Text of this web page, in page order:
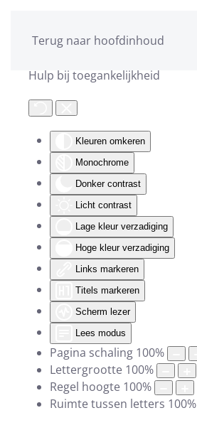
Hulp bij toegankelijkheid
Kleuren omkeren
Monochrome
Donker contrast
Licht contrast
Lage kleur verzadiging
Hoge kleur verzadiging
Links markeren
Titels markeren
Scherm lezer
Lees modus
Pagina schaling 100%
Lettergrootte 100%
Regel hoogte 100%
Ruimte tussen letters 100%
Terug naar hoofdinhoud